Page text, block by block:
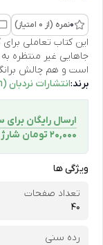
0نمره (از 0 امتیاز)
این کتاب تعاملی
جاهایی غیر منتظره
است و هم چالش
برند:انتشارات نردبان (Nardeban Publication)
ارسال رایگان برای
۲۰,۰۰۰ تومان شارژ کیف پول در حین ثبت ‌نام
ویژگی ها
تعداد صفحات
40
رده سنی